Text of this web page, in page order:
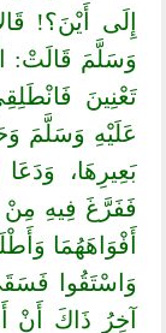
إِلَى أَيْنَ؟!
وَسَلَّمَ قَالَتْ:
تَعْنِينَ
عَلَيْهِ وَسَلَّمَ
بَعِيرِهَا،
فَفَرَّغَ فِيهِ مِنْ
أَفْوَاهَهُمَا
وَاسْتَقُوا
آخِرُ ذَاكَ أَنْ